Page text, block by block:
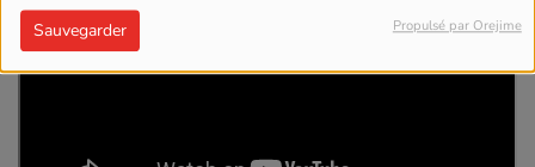
Sauvegarder Propulsé par Orejime